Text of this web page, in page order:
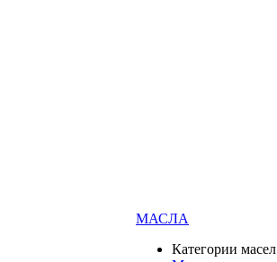
МАСЛА
Категории масел